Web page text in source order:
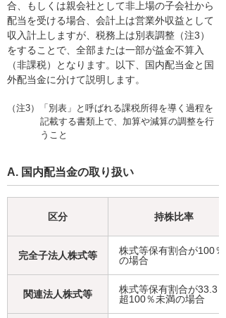
合、もしくは親会社として非上場の子会社から
配当を受ける場合、会計上は営業外収益として
収入計上しますが、税務上は別表調整（注3）
をすることで、全部または一部が益金不算入
（非課税）となります。以下、国内配当金と国
外配当金に分けて説明します。
（注3）「別表」と呼ばれる課税所得を導く過程を
記載する書類上で、加算や減算の調整を行
うこと
A. 国内配当金の取り扱い
区分 持株比率
完全子法人株式等
株式等保有割合が100％
の場合
関連法人株式等
株式等保有割合が33.3％
超100％未満の場合